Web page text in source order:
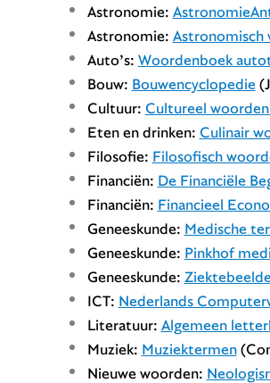
Astronomie:
Astronomie: Astronomisch
Auto’s: Woordenboek
Bouw: Bouwencyclopedie
Cultuur: Cultureel
Eten en drinken: Culinair
Filosofie: Filosofisch
Financiën: De Financiële
Financiën: Financieel
Geneeskunde: Medische
Geneeskunde: Pinkhof
Geneeskunde:
ICT: Nederlands
Literatuur: Algemeen
Muziek: Muziektermen
Nieuwe woorden: